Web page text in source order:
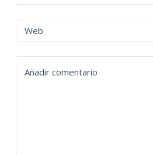
Web
Añadir comentario
a
t